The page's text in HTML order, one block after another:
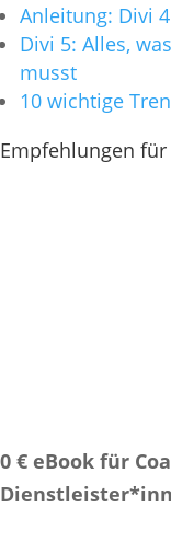
Anleitung: Divi
Divi 5: Alles,
musst
10 wichtige
Empfehlungen
0 € eBook für